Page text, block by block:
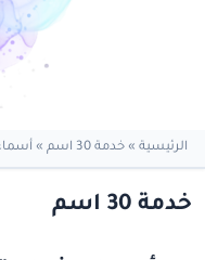
الرئيسية » خدمة 30 اسم »
خدمة 30 اسم